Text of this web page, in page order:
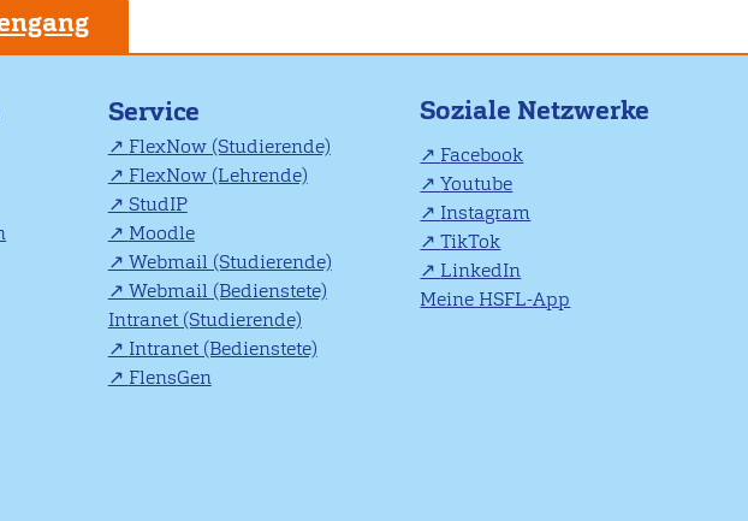
Service
FlexNow (Studierende)
FlexNow (Lehrende)
StudIP
Moodle
Webmail (Studierende)
Webmail (Bedienstete)
Intranet (Studierende)
Intranet (Bedienstete)
FlensGen
Soziale Netzwerke
Facebook
Youtube
Instagram
TikTok
LinkedIn
Meine HSFL-App